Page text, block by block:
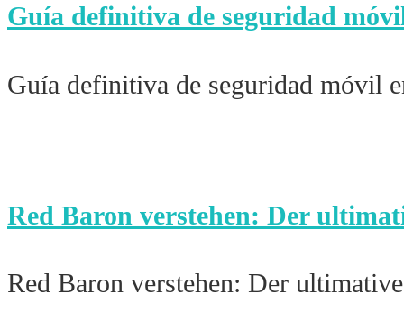
Guía definitiva de seguridad
Guía definitiva de seguridad móvil
Red Baron verstehen: Der
Red Baron verstehen: Der